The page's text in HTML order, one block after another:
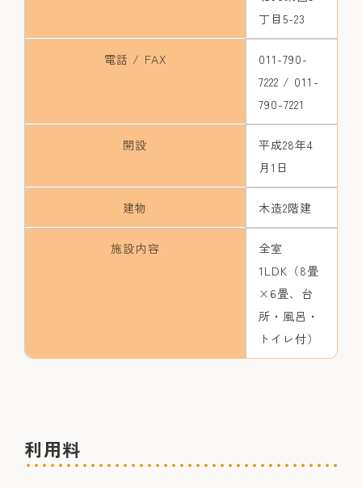
丁目5-23
電話 / FAX
011-790-
7222 / 011-
790-7221
開設
平成28年4
月1日
建物 木造2階建
施設内容
全室
1LDK（8畳
×6畳、台
所・風呂・
トイレ付）
利用料